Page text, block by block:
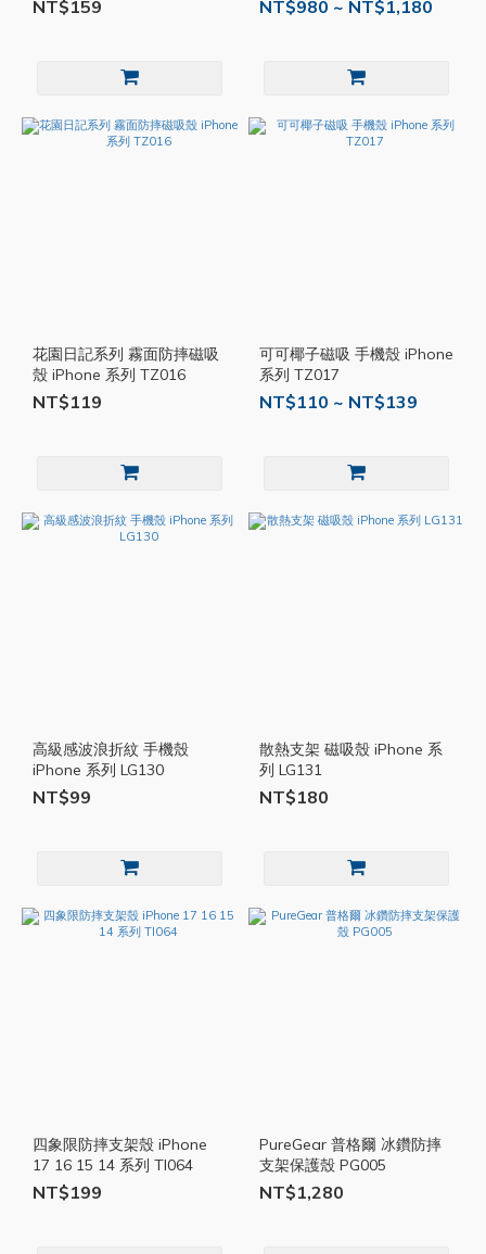
NT$159 NT$980 ~ NT$1,180
花園日記系列 霧面防摔磁吸
殼 iPhone 系列 TZ016
NT$119
可可椰子磁吸 手機殼 iPhone
系列 TZ017
NT$110 ~ NT$139
高級感波浪折紋 手機殼
iPhone 系列 LG130
NT$99
散熱支架 磁吸殼 iPhone 系
列 LG131
NT$180
四象限防摔支架殼 iPhone
17 16 15 14 系列 TI064
NT$199
PureGear 普格爾 冰鑽防摔
支架保護殼 PG005
NT$1,280